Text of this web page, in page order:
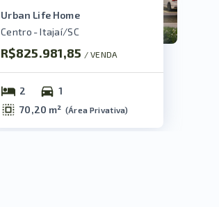
Urban Life Home
Centro - Itajaí/SC
R$825.981,85 / VENDA
2
1
70,20 m² (Área Privativa)